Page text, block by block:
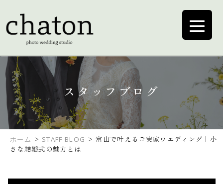
スタッフブログ
ホーム > STAFF BLOG >富山で叶えるご実家ウエディング｜小
さな結婚式の魅力とは